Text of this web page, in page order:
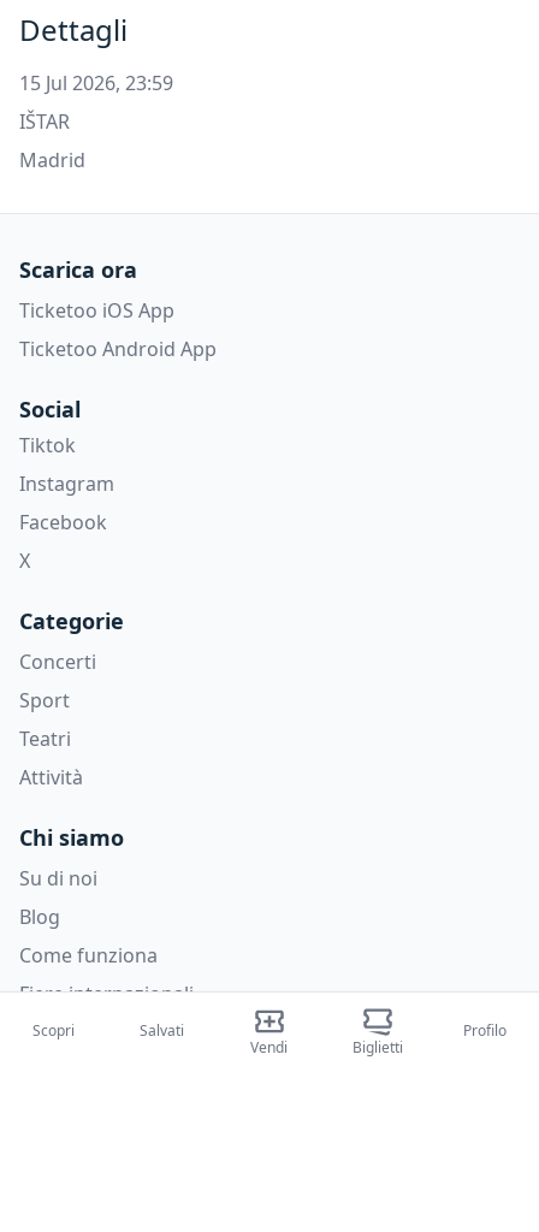
Dettagli
15 Jul 2026, 23:59
IŠTAR
Madrid
Scarica ora
Ticketoo iOS App
Ticketoo Android App
Social
Tiktok
Instagram
Facebook
X
Categorie
Concerti
Sport
Teatri
Attività
Chi siamo
Su di noi
Blog
Come funziona
Fiere internazionali
Creator Program
Scopri
Salvati
Vendi
Biglietti
Profilo